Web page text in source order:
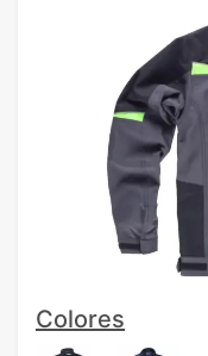
Colores